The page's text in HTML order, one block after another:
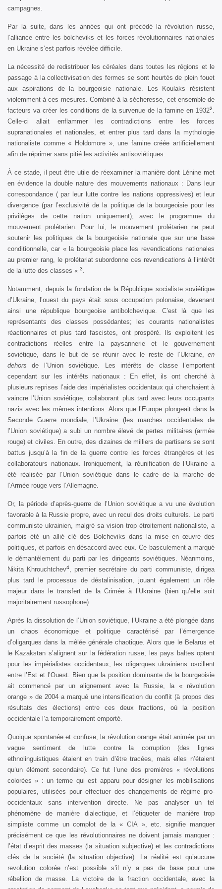
campagnes.
Par la suite, dans les années qui ont précédé la révolution russe,
l’alliance entre les bolcheviks et les forces révolutionnaires nationales
en Ukraine s’est parfois révélée difficile.
La nécessité de redistribuer les céréales dans toutes les régions et le
passage à la collectivisation des fermes se sont heurtés de plein fouet
aux aspirations de la bourgeoisie nationale. Les Koulaks résistent
violemment à ces mesures. Combiné à la sécheresse, cet ensemble de
facteurs va créer les conditions de la survenue de la famine en 19322.
Celle-ci allait enflammer les contradictions entre les forces
supranationales et nationales, et entrer plus tard dans la mythologie
nationaliste comme « Holdomore », une famine créée artificiellement
afin de réprimer sans pitié les activités antisoviétiques.
À ce stade, il peut être utile de réexaminer la manière dont Lénine met
en évidence la double nature des mouvements nationaux : Dans leur
correspondance ( par leur lutte contre les nations oppressives) et leur
divergence (par l’exclusivité de la politique de la bourgeoisie pour les
privilèges de cette nation uniquement); avec le programme du
mouvement prolétarien. Pour lui, le mouvement prolétarien ne peut
soutenir les politiques de la bourgeoisie nationale que sur une base
conditionnelle, car « la bourgeoisie place les revendications nationales
au premier rang, le prolétariat subordonne ces revendications à l’intérêt
de la lutte des classes « 3.
Notamment, depuis la fondation de la République socialiste soviétique
d’Ukraine, l’ouest du pays était sous occupation polonaise, devenant
ainsi une république bourgeoise antibolchevique. C’est là que les
représentants des classes possédantes; les courants nationalistes
réactionnaires et plus tard fascistes, ont prospéré. Ils exploitent les
contradictions réelles entre la paysannerie et le gouvernement
soviétique, dans le but de se réunir avec le reste de l’Ukraine, en
dehors de l’Union soviétique. Les intérêts de classe l’emportent
cependant sur les intérêts nationaux : En effet, ils ont cherché à
plusieurs reprises l’aide des impérialistes occidentaux qui cherchaient à
vaincre l’Union soviétique, collaborant plus tard avec leurs occupants
nazis avec les mêmes intentions. Alors que l’Europe plongeait dans la
Seconde Guerre mondiale, l’Ukraine (les marches occidentales de
l’Union soviétique) a subi un nombre élevé de pertes militaires (armée
rouge) et civiles. En outre, des dizaines de milliers de partisans se sont
battus jusqu’à la fin de la guerre contre les forces étrangères et les
collaborateurs nationaux. Ironiquement, la réunification de l’Ukraine a
été réalisée par l’Union soviétique dans le cadre de la marche de
l’Armée rouge vers l’Allemagne.
Or, la période d’après-guerre de l’Union soviétique a vu une évolution
favorable à la Russie propre, avec un recul des droits culturels. Le parti
communiste ukrainien, malgré sa vision trop étroitement nationaliste, a
parfois été un allié clé des Bolcheviks dans la mise en œuvre des
politiques, et parfois en désaccord avec eux. Ce basculement a marqué
le démantèlement du parti par les dirigeants soviétiques. Néanmoins,
Nikita Khrouchtchev4, premier secrétaire du parti communiste, dirigea
plus tard le processus de déstalinisation, jouant également un rôle
majeur dans le transfert de la Crimée à l’Ukraine (bien qu’elle soit
majoritairement russophone).
Après la dissolution de l’Union soviétique, l’Ukraine a été plongée dans
un chaos économique et politique caractérisé par l’émergence
d’oligarques dans la mêlée générale chaotique. Alors que le Belarus et
le Kazakstan s’alignent sur la fédération russe, les pays baltes optent
pour les impérialistes occidentaux, les oligarques ukrainiens oscillent
entre l’Est et l’Ouest. Bien que la position dominante de la bourgeoisie
ait commencé par un alignement avec la Russie, la « révolution
orange » de 2004 a marqué une intensification du conflit (à propos des
résultats des élections) entre ces deux fractions, où la position
occidentale l’a temporairement emporté.
Quoique spontanée et confuse, la révolution orange était animée par un
vague sentiment de lutte contre la corruption (des lignes
ethnolinguistiques étaient en train d’être tracées, mais elles n’étaient
qu’un élément secondaire). Ce fut l’une des premières « révolutions
colorées » : un terme qui est apparu pour désigner les mobilisations
populaires, utilisées pour effectuer des changements de régime pro-
occidentaux sans intervention directe. Ne pas analyser un tel
phénomène de manière dialectique, et l’étiqueter de manière trop
simpliste comme un complot de la « CIA », etc. signifie manquer
précisément ce que les révolutionnaires ne doivent jamais manquer :
l’état d’esprit des masses (la situation subjective) et les contradictions
clés de la société (la situation objective). La réalité est qu’aucune
revolution colorée n’est possible s’il n’y a pas de base pour une
rébellion de masse. La victoire de la fraction occidentale, avec la